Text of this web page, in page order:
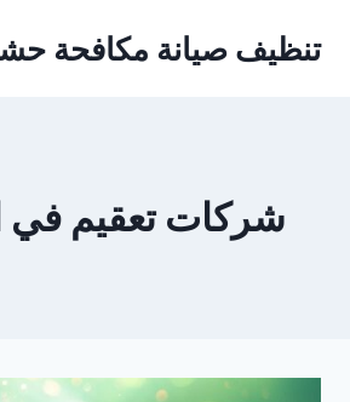
تنظيف صيانة مكافحة
شركات تعقيم في